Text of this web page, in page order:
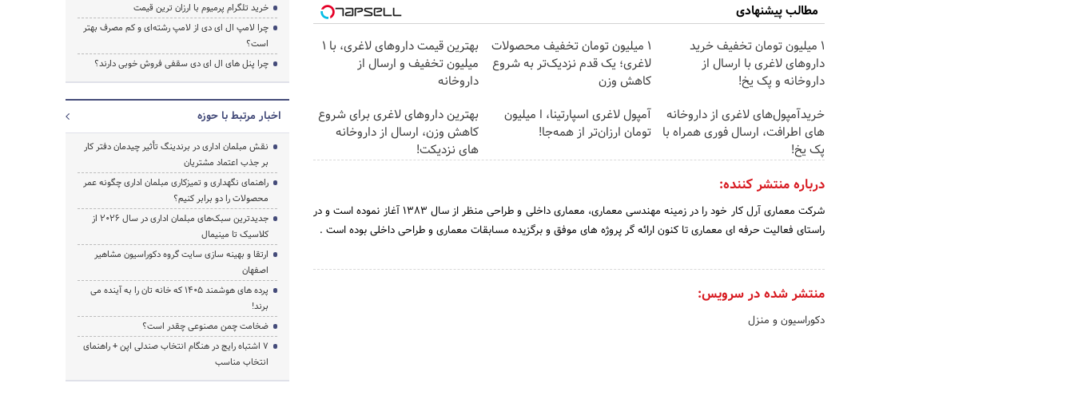
مطالب پیشنهادی
1 میلیون تومان تخفیف خرید
داروهای لاغری با ارسال از
داروخانه و پک یخ!
۱ میلیون تومان تخفیف محصولات
لاغری؛ یک قدم نزدیک‌تر به شروع
کاهش وزن
بهترین قیمت داروهای لاغری، با ۱
میلیون تخفیف و ارسال از
داروخانه‌
خریدآمپول‌های لاغری از داروخانه
های اطرافت، ارسال فوری همراه با
پک یخ!
آمپول لاغری اسپارتینا، ا میلیون
تومان ارزان‌تر از همه‌جا!
بهترین داروهای لاغری برای شروع
کاهش وزن، ارسال از داروخانه
های نزدیکت!
درباره منتشر کننده:
شرکت معماری آرل کار خود را در زمینه مهندسی معماری، معماری داخلی و طراحی منظر از سال 1383 آغاز نموده است و در
راستای فعالیت حرفه ای معماری تا کنون ارائه گر پروژه های موفق و برگزیده مسابقات معماری و طراحی داخلی بوده است .
منتشر شده در سرویس:
دکوراسیون و منزل
خرید تلگرام پرمیوم با ارزان ترین قیمت
چرا لامپ ال ای دی از لامپ رشته‌ای و کم مصرف بهتر
است؟
چرا پنل های ال ای دی سقفی فروش خوبی دارند؟
اخبار مرتبط با حوزه
نقش مبلمان اداری در برندینگ تأثیر چیدمان دفتر کار
بر جذب اعتماد مشتریان
راهنمای نگهداری و تمیزکاری مبلمان اداری چگونه عمر
محصولات را دو برابر کنیم؟
جدیدترین سبک‌های مبلمان اداری در سال ۲۰۲۶ از
کلاسیک تا مینیمال
ارتقا و بهینه سازی سایت گروه دکوراسیون مشاهیر
اصفهان
پرده‌ های هوشمند ۱۴۰۵ که خانه‌ تان را به آینده می‌
برند!
ضخامت چمن مصنوعی چقدر است؟
۷ اشتباه رایج در هنگام انتخاب صندلی اپن + راهنمای
انتخاب مناسب